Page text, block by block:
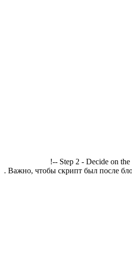
!-- Step 2 - Decide on
. Важно, чтобы скрипт был после